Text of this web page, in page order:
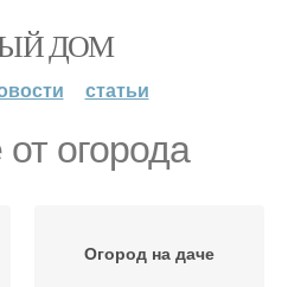
ДОМ
статьи
огорода
Огород на даче